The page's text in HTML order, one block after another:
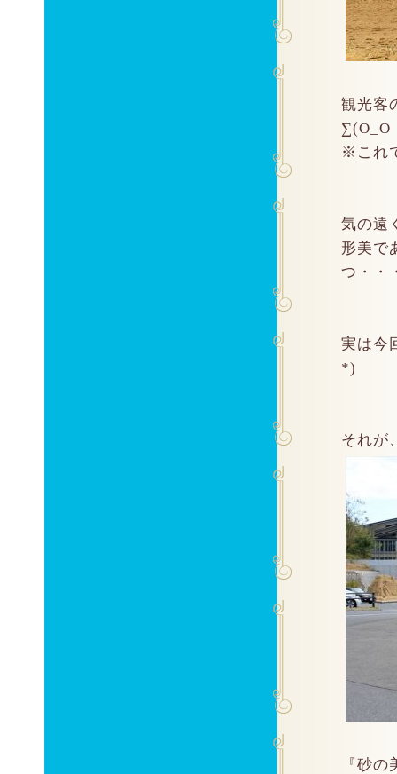
観光客
∑(O_O
※これ
気の遠
形美で
つ・・
実は今
*)
それが
『砂